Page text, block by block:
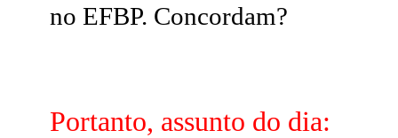
no EFBP. Concordam?
Portanto, assunto do dia: